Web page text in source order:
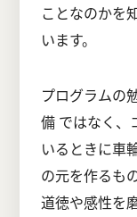
ことなのかを
います。
プログラムの
備 ではなく、
いるときに車
の元を作るも
道徳や感性を